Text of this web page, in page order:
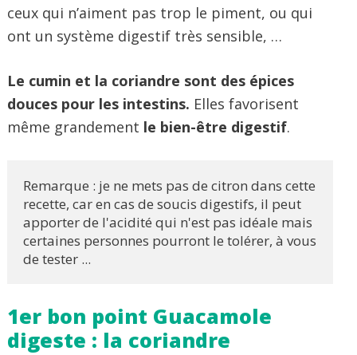
ceux qui n’aiment pas trop le piment, ou qui
ont un système digestif très sensible, …
Le cumin et la coriandre sont des épices
douces pour les intestins. Elles favorisent
même grandement le bien-être digestif.
Remarque : je ne mets pas de citron dans cette
recette, car en cas de soucis digestifs, il peut
apporter de l'acidité qui n'est pas idéale mais
certaines personnes pourront le tolérer, à vous
de tester ...
1er bon point Guacamole
digeste : la coriandre